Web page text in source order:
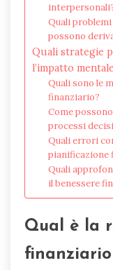
Quali
possono
Quali strategie
l’impatto
Quali sono le
finanziario?
Come
processi
Quali errori
pianificazione
Quali
il benessere
Qual è la